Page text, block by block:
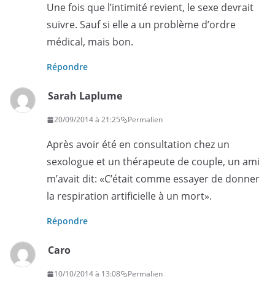
Une fois que l’intimité revient, le sexe devrait
suivre. Sauf si elle a un problème d’ordre
médical, mais bon.
Répondre
Sarah Laplume
20/09/2014 à 21:25 Permalien
Après avoir été en consultation chez un
sexologue et un thérapeute de couple, un ami
m’avait dit: «C’était comme essayer de donner
la respiration artificielle à un mort».
Répondre
Caro
10/10/2014 à 13:08 Permalien